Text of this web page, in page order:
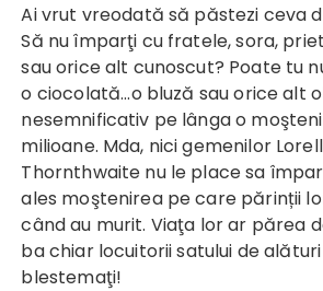
Ai vrut vreodată să păstezi ceva doar pentru tine?
Să nu împarţi cu fratele, sora,
sau orice alt cunoscut? Poate tu
o ciocolată...o bluză sau orice alt
nesemnificativ pe lânga o
milioane. Mda, nici gemenilor
Thornthwaite nu le place sa
ales moştenirea pe care părinții
când au murit. Viaţa lor ar părea
ba chiar locuitorii satului de
blestemaţi!